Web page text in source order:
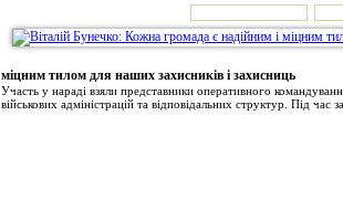
міцним тилом для наших захисників і захисниць
Участь у нараді взяли представники оперативного
військових адміністрацій та відповідальних структур. Під час